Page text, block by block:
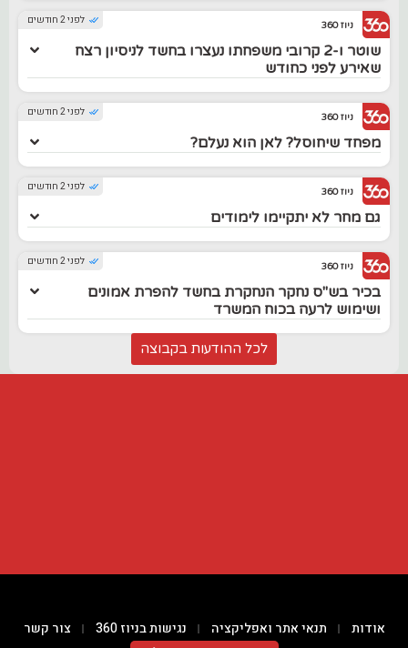
לפני 2 חודשים ניוז 360
שוטר ו-2 קרובי משפחתו נעצרו בחשד לניסיון רצח
שאירע לפני כחודש
לפני 2 חודשים ניוז 360
מפחד שיחוסל? לאן הוא נעלם?
לפני 2 חודשים ניוז 360
גם מחר לא יתקיימו לימודים
לפני 2 חודשים ניוז 360
בכיר בש"ס נחקר הנחקרת בחשד להפרת אמונים
ושימוש לרעה בכוח המשרד
לכל ההודעות בקבוצה
אודות תנאי אתר ואפליקציה נגישות בניוז 360 צור קשר